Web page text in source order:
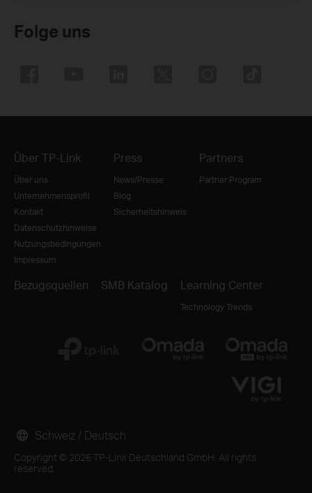
Folge uns
Über TP-Link
Über uns
Unternehmensprofil
Kontakt
Datenschutzhinweise
Nutzungsbedingungen
Impressum
Press
News/Presse
Blog
Sicherheitshinweis
Partners
Partner Program
Bezugsquellen SMB Katalog Learning Center
Technology Trends
Copyright © 2026 TP-Link Deutschland GmbH. All rights
reserved.
Schweiz / Deutsch